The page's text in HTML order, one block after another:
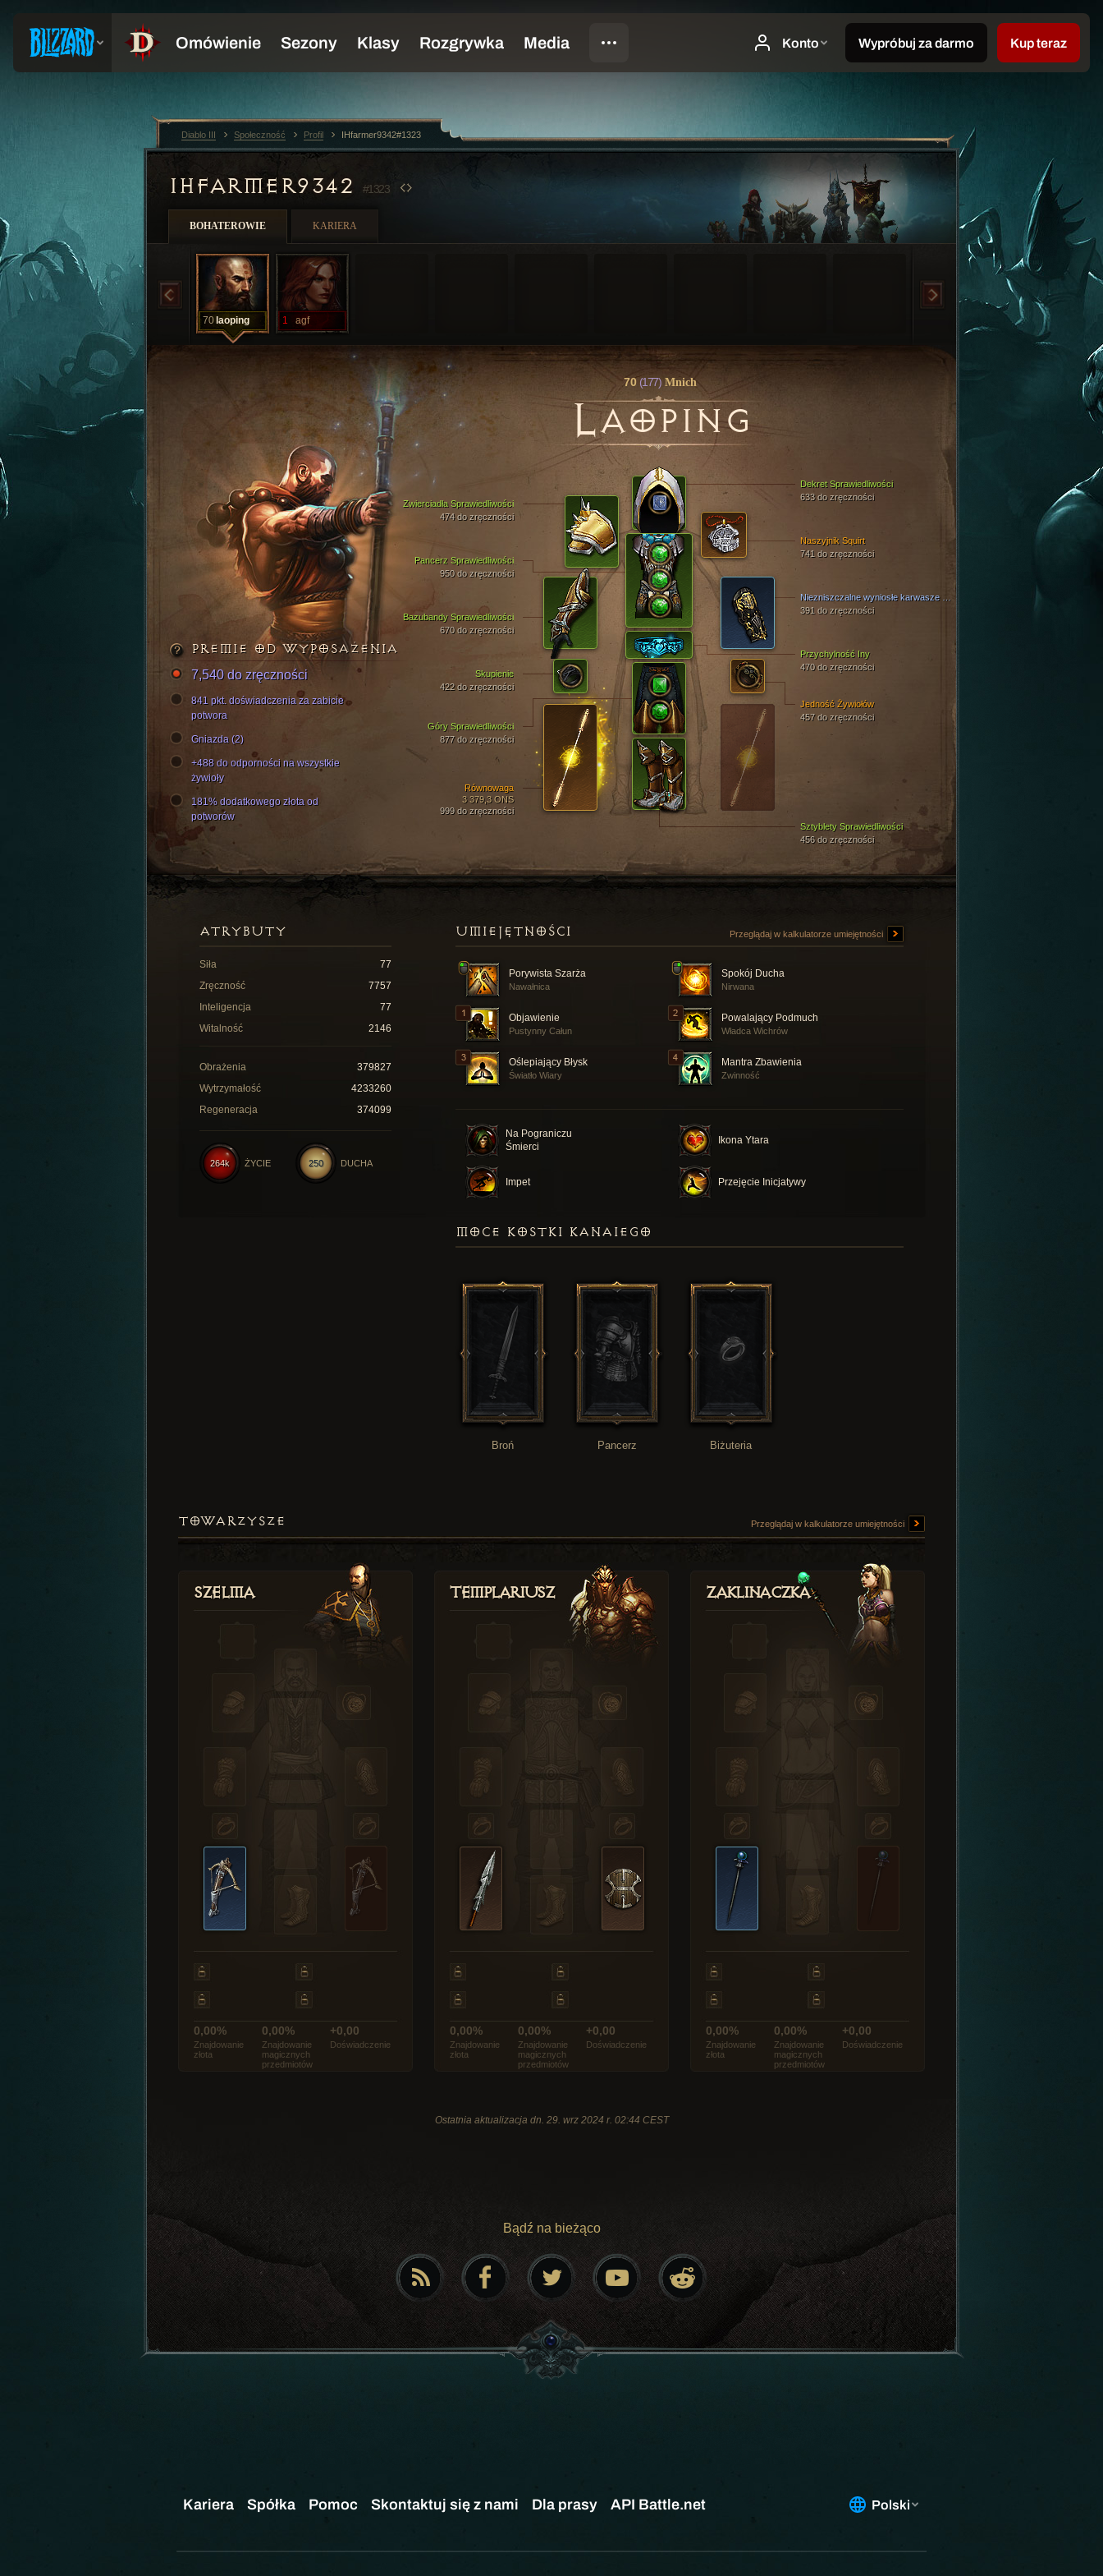
IHFARMER9342 #1323
BOHATEROWIE KARIERA
70 laoping 1 agf
70 (177)Mnich
LAOPING
Dekret Sprawiedliwości
633 do zręczności
Pancerz Sprawiedliwości
950 do zręczności
Sztyblety Sprawiedliwości
456 do zręczności
Bazubandy Sprawiedliwości
670 do zręczności
Zwierciadła Sprawiedliwości
474 do zręczności
Góry Sprawiedliwości
877 do zręczności
391 do zręczności
Równowaga
3 379,3 ONS
999 do zręczności
Przychylność Iny
470 do zręczności
Jedność Żywiołów
457 do zręczności
Skupienie
422 do zręczności
Naszyjnik Squirt
741 do zręczności
PREMIE OD WYPOSAŻENIA
7,540 do zręczności
841 pkt. doświadczenia za zabicie
potwora
Gniazda (2)
+488 do odporności na wszystkie
żywioły
181% dodatkowego złota od
potworów
UMIEJĘTNOŚCI Przeglądaj w kalkulatorze umiejętności
Porywista Szarża
Nawałnica
Spokój Ducha
Nirwana
Objawienie
Pustynny Całun
Powalający Podmuch
Władca Wichrów
Oślepiający Błysk
Światło Wiary
Mantra Zbawienia
Zwinność
Na Pograniczu
Śmierci
Ikona Ytara
Impet Przejęcie Inicjatywy
ATRYBUTY
Siła
77
Zręczność
7757
Inteligencja
77
Witalność
2146
Obrażenia
379827
Wytrzymałość
4233260
Regeneracja
374099
250 DUCHA
264k ŻYCIE
MOCE KOSTKI KANAIEGO
Broń Pancerz Biżuteria
TOWARZYSZE Przeglądaj w kalkulatorze umiejętności
Szelma
0,00%
Znajdowanie
złota
0,00%
Znajdowanie
magicznych
przedmiotów
+0,00
Doświadczenie
Templariusz
0,00%
Znajdowanie
złota
0,00%
Znajdowanie
magicznych
przedmiotów
+0,00
Doświadczenie
Zaklinaczka
0,00%
Znajdowanie
złota
0,00%
Znajdowanie
magicznych
przedmiotów
+0,00
Doświadczenie
Ostatnia aktualizacja dn. 29. wrz 2024 r. 02:44 CEST
Bądź na bieżąco
Diablo III Społeczność Profil IHfarmer9342#1323